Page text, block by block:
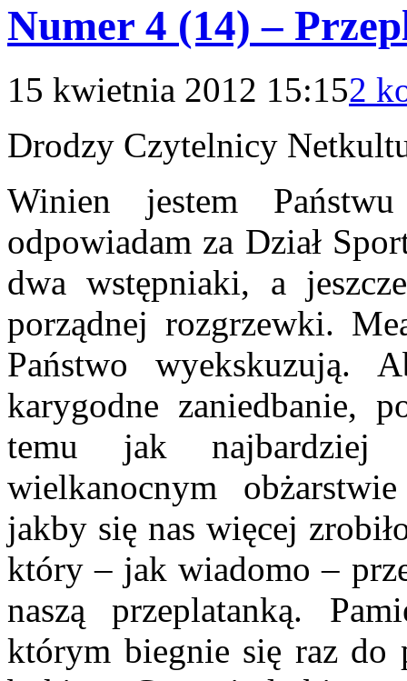
Numer 4 (14) –
15 kwietnia 2012 15:152
Drodzy Czytelnicy
Winien jestem
odpowiadam za Dział
dwa wstępniaki, a
porządnej rozgrzewki.
Państwo wyekskuzują.
karygodne zaniedbanie,
temu jak najbardziej
wielkanocnym
jakby się nas więcej
który – jak wiadomo –
naszą przeplatanką.
którym biegnie się raz do